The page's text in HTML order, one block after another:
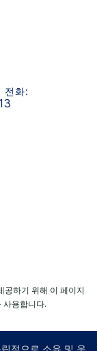
전화:
공하기 위해 이 페이지
사용합니다.
적으로 소유 및 운